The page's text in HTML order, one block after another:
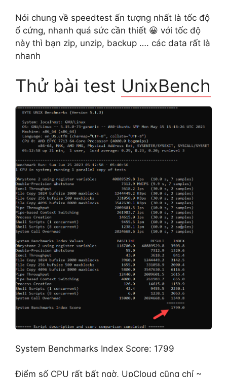
Nói chung về speedtest ấn tượng nhất là tốc độ
ổ cứng, nhanh quá sức cần thiết 😀 với tốc độ
này thì bạn zip, unzip, backup …. các data rất là
nhanh
Thử bài test UnixBench
System Benchmarks Index Score: 1799
Điểm số CPU rất bất ngờ, UpCloud cũng chỉ ~